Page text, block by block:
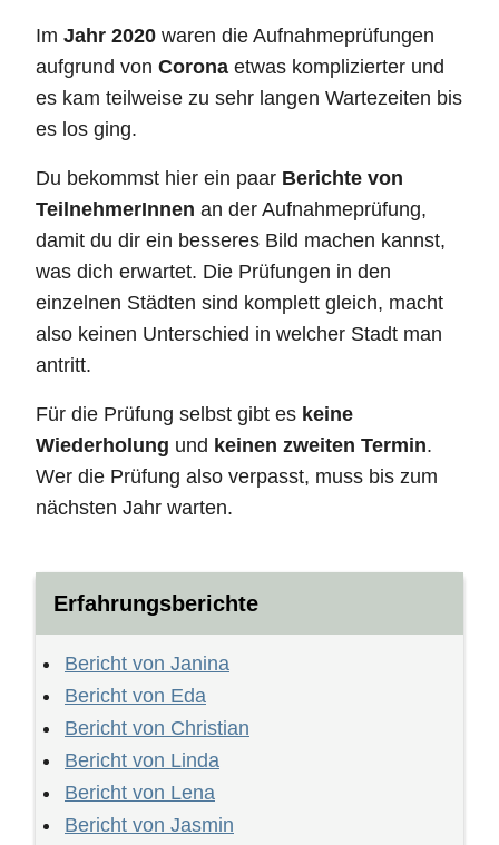
Im Jahr 2020 waren die Aufnahmeprüfungen
aufgrund von Corona etwas komplizierter und
es kam teilweise zu sehr langen Wartezeiten bis
es los ging.
Du bekommst hier ein paar Berichte von
TeilnehmerInnen an der Aufnahmeprüfung,
damit du dir ein besseres Bild machen kannst,
was dich erwartet. Die Prüfungen in den
einzelnen Städten sind komplett gleich, macht
also keinen Unterschied in welcher Stadt man
antritt.
Für die Prüfung selbst gibt es keine
Wiederholung und keinen zweiten Termin.
Wer die Prüfung also verpasst, muss bis zum
nächsten Jahr warten.
Erfahrungsberichte
Bericht von Janina
Bericht von Eda
Bericht von Christian
Bericht von Linda
Bericht von Lena
Bericht von Jasmin